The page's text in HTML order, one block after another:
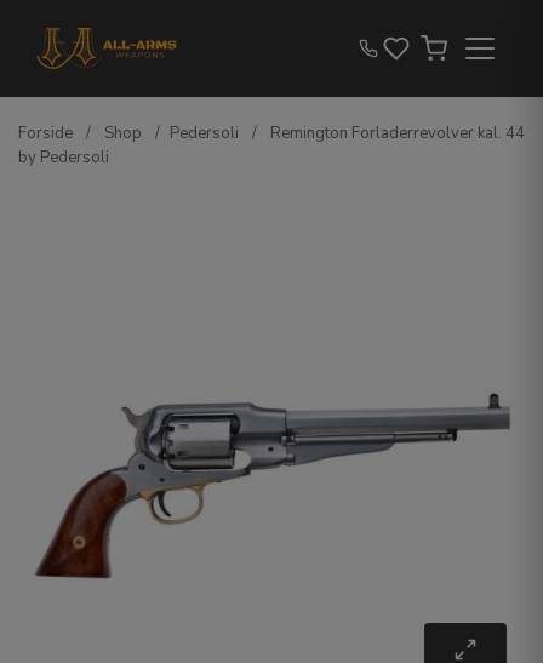
Forside / Shop / Pedersoli /
Remington Forladerrevolver kal. 44
by Pedersoli